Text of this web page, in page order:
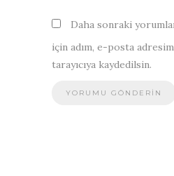
Daha sonraki
için adım, e-posta
tarayıcıya kaydedilsin.